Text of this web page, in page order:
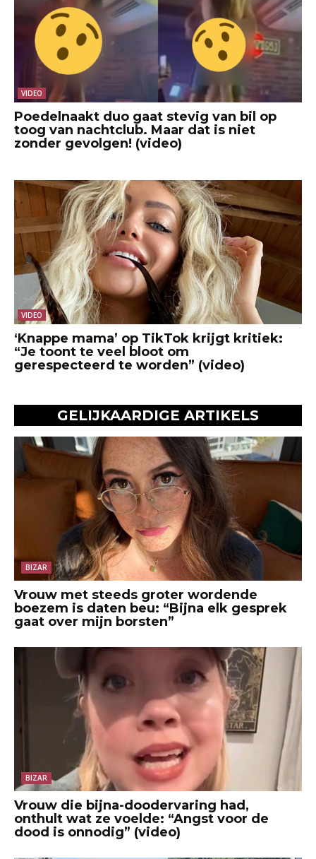
VIDEO
Poedelnaakt duo gaat stevig van bil op
toog van nachtclub. Maar dat is niet
zonder gevolgen! (video)
VIDEO
‘Knappe mama’ op TikTok krijgt kritiek:
“Je toont te veel bloot om
gerespecteerd te worden” (video)
GELIJKAARDIGE ARTIKELS
BIZAR
Vrouw met steeds groter wordende
boezem is daten beu: “Bijna elk gesprek
gaat over mijn borsten”
BIZAR
Vrouw die bijna-doodervaring had,
onthult wat ze voelde: “Angst voor de
dood is onnodig” (video)